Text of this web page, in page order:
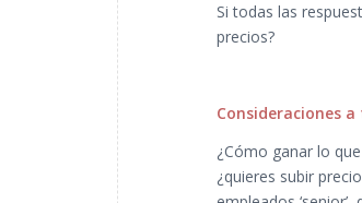
Si todas las
precios?
Consideraciones
¿Cómo ganar lo
¿quieres subir